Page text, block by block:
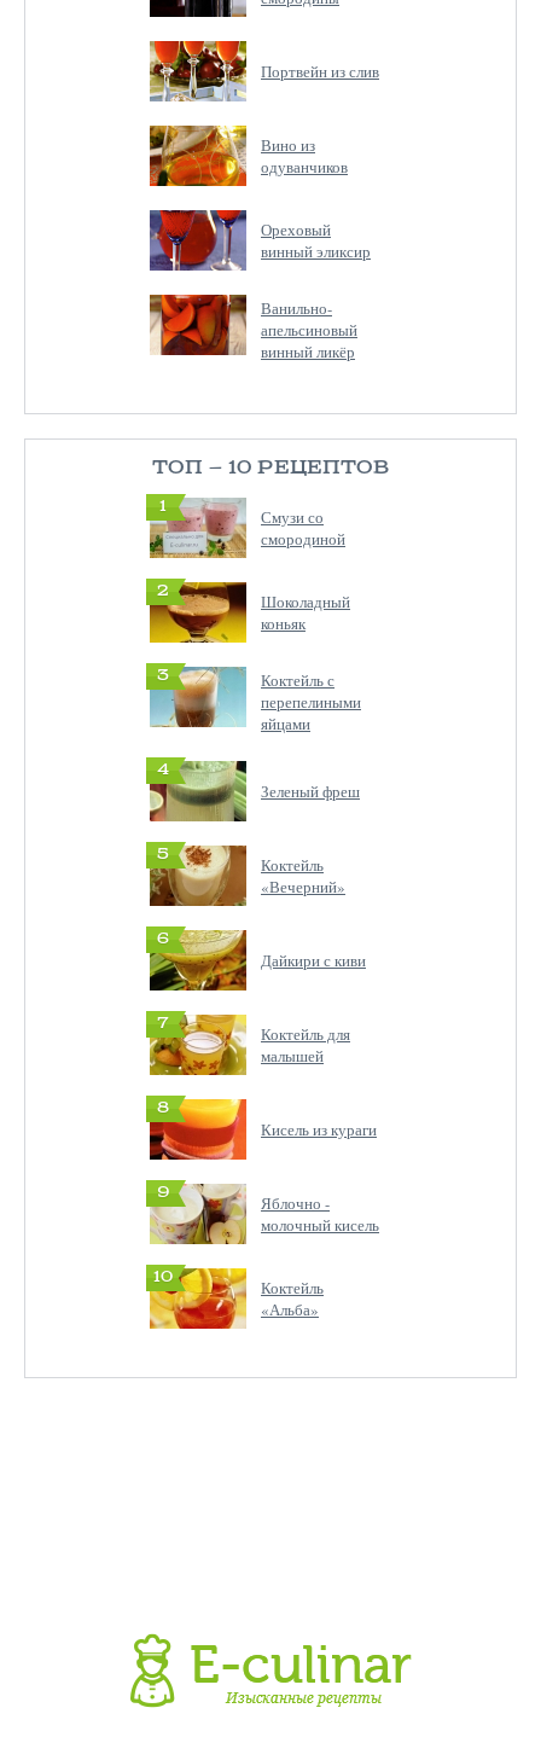
Портвейн из слив
Вино из
одуванчиков
Ореховый
винный эликсир
Ванильно-
апельсиновый
винный ликёр
ТОП — 10 РЕЦЕПТОВ
1
Смузи со
смородиной
2
Шоколадный
коньяк
3
Коктейль с
перепелиными
яйцами
4
Зеленый фреш
5
Коктейль
«Вечерний»
6
Дайкири с киви
7
Коктейль для
малышей
8
Кисель из кураги
9
Яблочно -
молочный кисель
10
Коктейль
«Альба»